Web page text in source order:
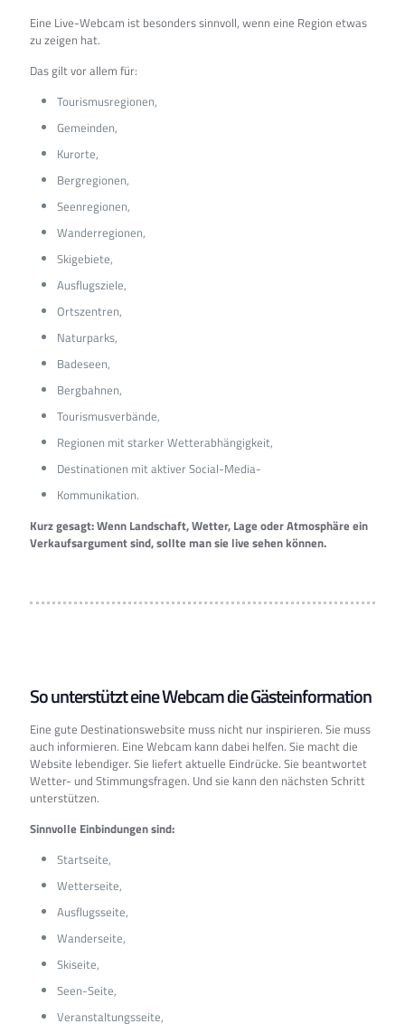
Eine Live-Webcam ist besonders sinnvoll, wenn eine Region etwas
zu zeigen hat.
Das gilt vor allem für:
Tourismusregionen,
Gemeinden,
Kurorte,
Bergregionen,
Seenregionen,
Wanderregionen,
Skigebiete,
Ausflugsziele,
Ortszentren,
Naturparks,
Badeseen,
Bergbahnen,
Tourismusverbände,
Regionen mit starker Wetterabhängigkeit,
Destinationen mit aktiver Social-Media-
Kommunikation.
Kurz gesagt: Wenn Landschaft, Wetter, Lage oder Atmosphäre ein
Verkaufsargument sind, sollte man sie live sehen können.
So unterstützt eine Webcam die Gästeinformation
Eine gute Destinationswebsite muss nicht nur inspirieren. Sie muss
auch informieren. Eine Webcam kann dabei helfen. Sie macht die
Website lebendiger. Sie liefert aktuelle Eindrücke. Sie beantwortet
Wetter- und Stimmungsfragen. Und sie kann den nächsten Schritt
unterstützen.
Sinnvolle Einbindungen sind:
Startseite,
Wetterseite,
Ausflugsseite,
Wanderseite,
Skiseite,
Seen-Seite,
Veranstaltungsseite,